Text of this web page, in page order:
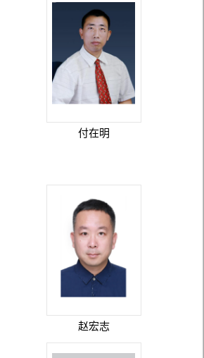
付在明
赵宏志